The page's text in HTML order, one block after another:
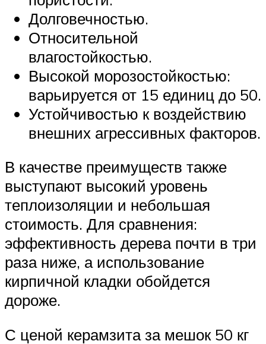
Долговечностью.
Относительной
влагостойкостью.
Высокой морозостойкостью:
варьируется от 15 единиц до 50.
Устойчивостью к воздействию
внешних агрессивных факторов.
В качестве преимуществ также
выступают высокий уровень
теплоизоляции и небольшая
стоимость. Для сравнения:
эффективность дерева почти в три
раза ниже, а использование
кирпичной кладки обойдется
дороже.
С ценой керамзита за мешок 50 кг